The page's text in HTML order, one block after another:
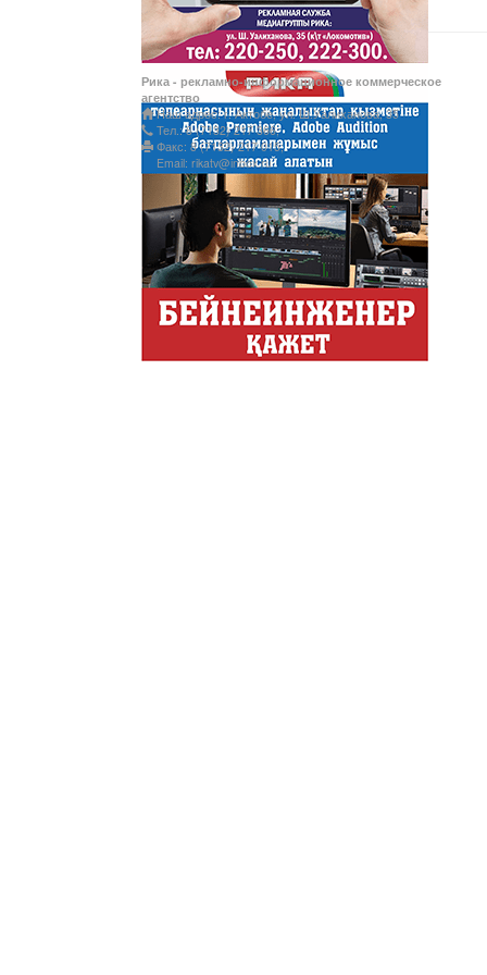
Латын әліпбиі -
Ты прекрасна! С
АНТИХАЙП
Хайп – это шумиха,
телезрителями и
Деловые новости
Обзор событий деловой
Рика - рекламно-информационное коммерческое
агентство
Наш адрес: г. Актобе, ул. Ш.Уалиханова, 35
Тел.: 8 (7132) 217 366;
Факс: 8 (7132) 217 015;
Email: rikatv@inbox.ru